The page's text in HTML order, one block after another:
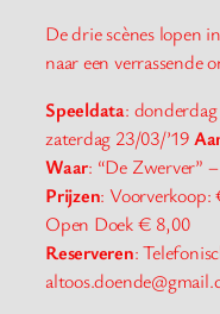
De drie scènes lopen
naar een verrassende
Speeldata:
zaterdag 23/03/’19
Waar: “De Zwerver”
Prijzen:
Open Doek € 8,00
Reserveren: